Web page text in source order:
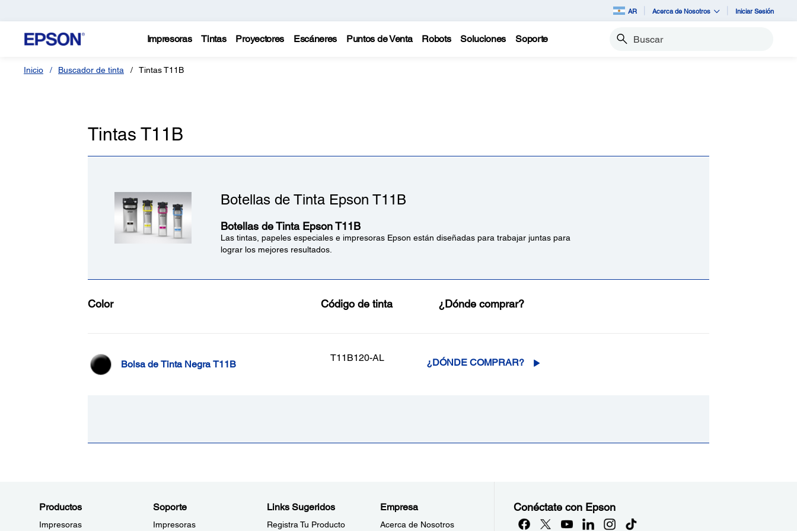
AR Acerca de Nosotros Iniciar Sesión
Impresoras Tintas Proyectores Escáneres Puntos de Venta Robots Soluciones Soporte Buscar
Inicio Buscador de tinta Tintas T11B
Tintas T11B
Botellas de Tinta Epson T11B
Botellas de Tinta Epson T11B
Las tintas, papeles especiales e impresoras Epson están diseñadas para trabajar juntas para
lograr los mejores resultados.
Color Código de tinta ¿Dónde comprar?
Bolsa de Tinta Negra T11B
T11B120-AL ¿DÓNDE COMPRAR?
Productos
Impresoras
Soporte
Impresoras
Links Sugeridos
Registra Tu Producto
Empresa
Acerca de Nosotros
Conéctate con Epson